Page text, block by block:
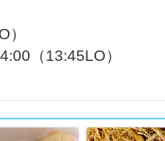
（13:45LO）